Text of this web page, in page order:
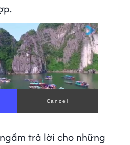
Cancel
trả lời cho những